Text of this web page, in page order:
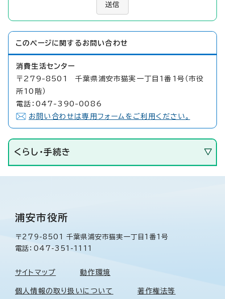
送信
このページに関する お問い合わせ
消費生活センター
〒279-8501 千葉県浦安市猫実一丁目1番1号（市役
所10階）
電話：047-390-0086
お問い合わせは専用フォームをご利用ください。
くらし・手続き
浦安市役所
〒279-8501 千葉県浦安市猫実一丁目1番1号
電話：047-351-1111
サイトマップ 動作環境
個人情報の取り扱いについて 著作権法等